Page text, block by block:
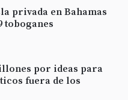
privada en Bahamas
toboganes
por ideas para
fuera de los